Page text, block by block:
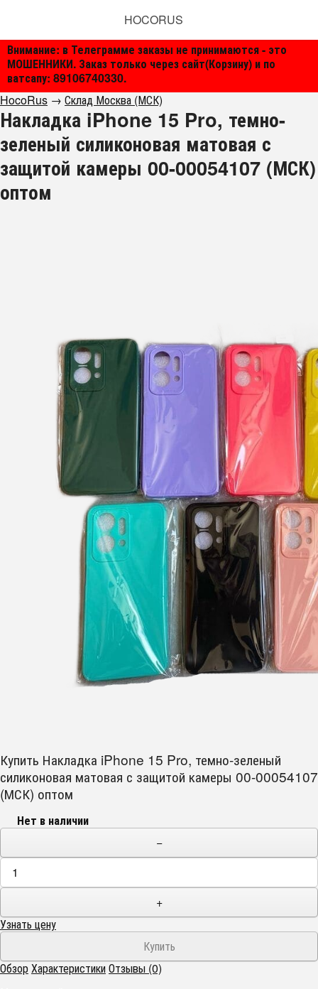
Внимание: в Телеграмме заказы не принимаются - это
МОШЕННИКИ. Заказ только через сайт(Корзину) и по
ватсапу: 89106740330.
HOCORUS
HocoRus → Склад Москва (МСК)
Накладка iPhone 15 Pro, темно-
зеленый силиконовая матовая с
защитой камеры 00-00054107 (МСК)
оптом
Купить Накладка iPhone 15 Pro, темно-зеленый
силиконовая матовая с защитой камеры 00-00054107
(МСК) оптом
Нет в наличии
−
+
Узнать цену
ОбзорХарактеристикиОтзывы (0)